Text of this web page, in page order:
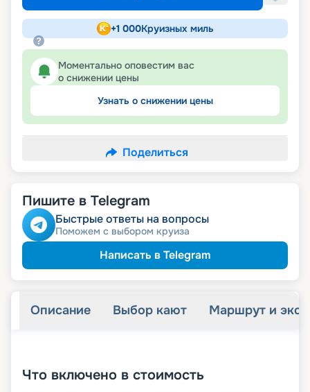
+1 000Круизных миль
Моментально оповестим вас
о снижении цены
Узнать о снижении цены
Поделиться
Пишите в Telegram
Быстрые ответы на вопросы
Поможем с выбором круиза
Написать в Telegram
Описание Выбор кают Маршрут и
Что включено в стоимость